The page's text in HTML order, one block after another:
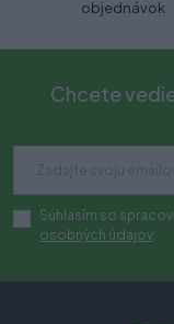
objednávok
Chcete
Súhlasím so
osobných údajov